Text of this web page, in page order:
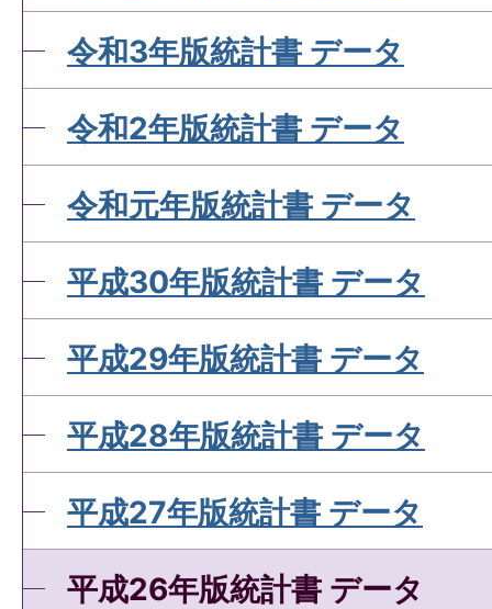
令和3年版統計書 データ
令和2年版統計書 データ
令和元年版統計書 データ
平成30年版統計書 データ
平成29年版統計書 データ
平成28年版統計書 データ
平成27年版統計書 データ
平成26年版統計書 データ